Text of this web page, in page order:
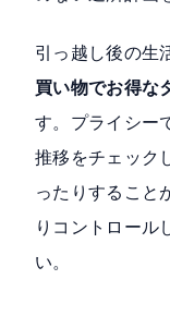
引っ越し後の生
買い物でお得な
す。プライシー
推移をチェック
ったりすること
りコントロール
い。